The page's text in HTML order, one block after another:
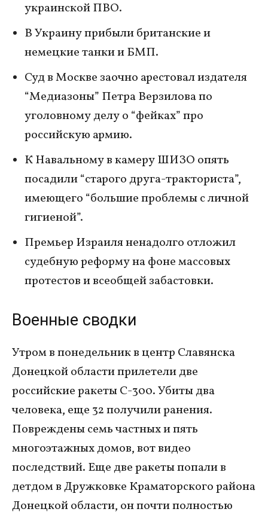
украинской ПВО.
В Украину прибыли британские и
немецкие танки и БМП.
Суд в Москве заочно арестовал издателя
“Медиазоны” Петра Верзилова по
уголовному делу о “фейках” про
российскую армию.
К Навальному в камеру ШИЗО опять
посадили “старого друга-тракториста”,
имеющего “большие проблемы с личной
гигиеной”.
Премьер Израиля ненадолго отложил
судебную реформу на фоне массовых
протестов и всеобщей забастовки.
Военные сводки
Утром в понедельник в центр Славянска
Донецкой области прилетели две
российские ракеты С-300. Убиты два
человека, еще 32 получили ранения.
Повреждены семь частных и пять
многоэтажных домов, вот видео
последствий. Еще две ракеты попали в
детдом в Дружковке Краматорского района
Донецкой области, он почти полностью